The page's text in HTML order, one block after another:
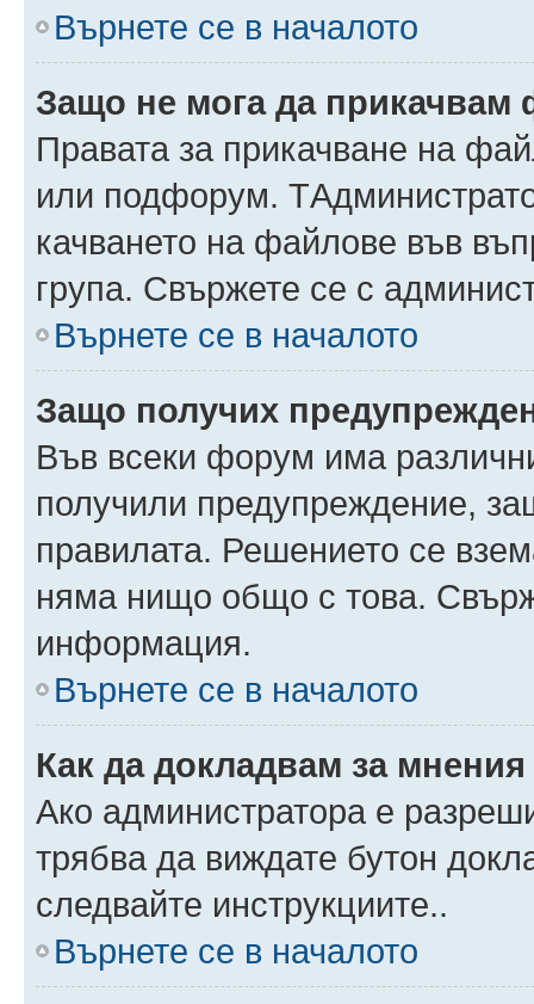
Върнете се в началото
Защо не мога да прикачвам
Правата за прикачване на
или подфорум.
качването на файлове във
група. Свържете се с
Върнете се в началото
Защо получих
Във всеки форум има
получили предупреждение,
правилата. Решението се
няма нищо общо с това.
информация.
Върнете се в началото
Как да докладвам за
Ако администратора е
трябва да виждате бутон
следвайте инструкциите..
Върнете се в началото